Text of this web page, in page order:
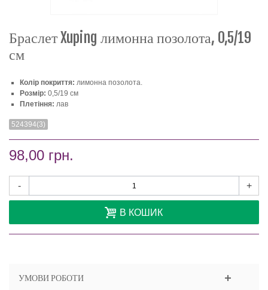
Браслет Xuping лимонна позолота, 0,5/19
см
Колір покриття: лимонна позолота.
Розмір: 0,5/19 см
Плетіння: лав
524394(3)
98,00 грн.
- +
В КОШИК
УМОВИ РОБОТИ